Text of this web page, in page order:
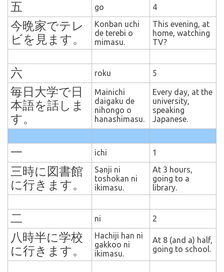
五 go 4
今晩家でテレ
ビを見ます。
Konban uchi
de terebi o
mimasu.
This evening, at
home, watching
TV?
六 roku 5
毎日大学で日
本語を話しま
す。
Mainichi
daigaku de
nihongo o
hanashimasu.
Every day, at the
university,
speaking
Japanese.
一 ichi 1
三時に図書館
に行きます。
Sanji ni
toshokan ni
ikimasu.
At 3 hours,
going to a
library.
二 ni 2
八時半に学校
に行きます。
Hachiji han ni
gakkoo ni
ikimasu.
At 8 (and a) half,
going to school.